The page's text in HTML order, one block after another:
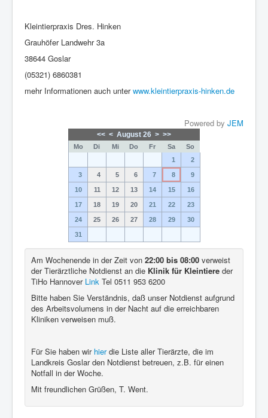
Kleintierpraxis Dres. Hinken
Grauhöfer Landwehr 3a
38644 Goslar
(05321) 6860381
mehr Informationen auch unterwww.kleintierpraxis-hinken.de
Powered by JEM
<< < August 26 > >>
Mo Di Mi Do Fr Sa
So
1
2
3 4 5 6 7 8 9
10 11 12 13 14 15 16
17 18 19 20 21 22 23
24 25 26 27 28 29 30
31
Am Wochenende in der Zeit von 22:00 bis 08:00 verweist
der Tierärztliche Notdienst an die Klinik für Kleintiere der
TiHo Hannover Link Tel 0511 953 6200
Bitte haben Sie Verständnis, daß unser Notdienst aufgrund
des Arbeitsvolumens in der Nacht auf die erreichbaren
Kliniken verweisen muß.
Für Sie haben wir hierdie Liste aller Tierärzte, die im
Landkreis Goslar den Notdienst betreuen, z.B. für einen
Notfall in der Woche.
Mit freundlichen Grüßen, T. Went.